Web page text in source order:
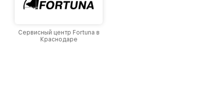
Сервисный центр Fortuna в
Краснодаре